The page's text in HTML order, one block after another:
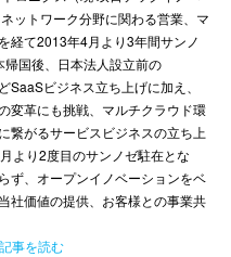
ットワーク分野に関わる営業、マ
経て2013年4月より3年間サンノ
国後、日本法人設立前の
SaaSビジネス立ち上げに加え、
変革にも挑戦、マルチクラウド環
繋がるサービスビジネスの立ち上
より2度目のサンノゼ駐在とな
ず、オープンイノベーションをベ
社価値の提供、お客様との事業共
事を読む